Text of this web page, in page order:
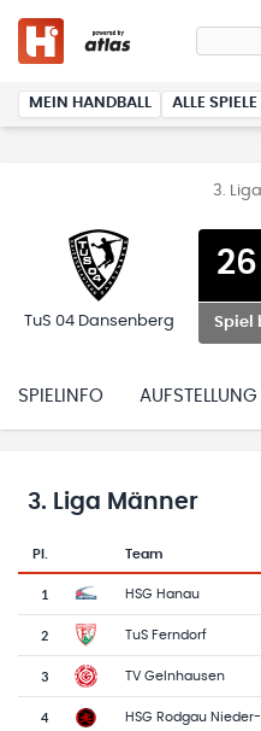
MEIN HANDBALL ALLE SPIELE
3.
TuS 04 Dansenberg
26
Spiel
SPIELINFO AUFSTELLUNG
3. Liga Männer
Pl.
Team-Logo
Team
1 HSG Hanau
2 TuS Ferndorf
3 TV Gelnhausen
4 HSG Rodgau